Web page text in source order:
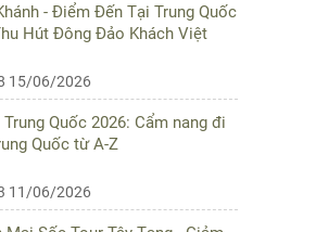
- Điểm Đến Tại Trung Quốc
Hút Đông Đảo Khách Việt
15/06/2026
Quốc 2026: Cẩm nang đi
Quốc từ A-Z
11/06/2026